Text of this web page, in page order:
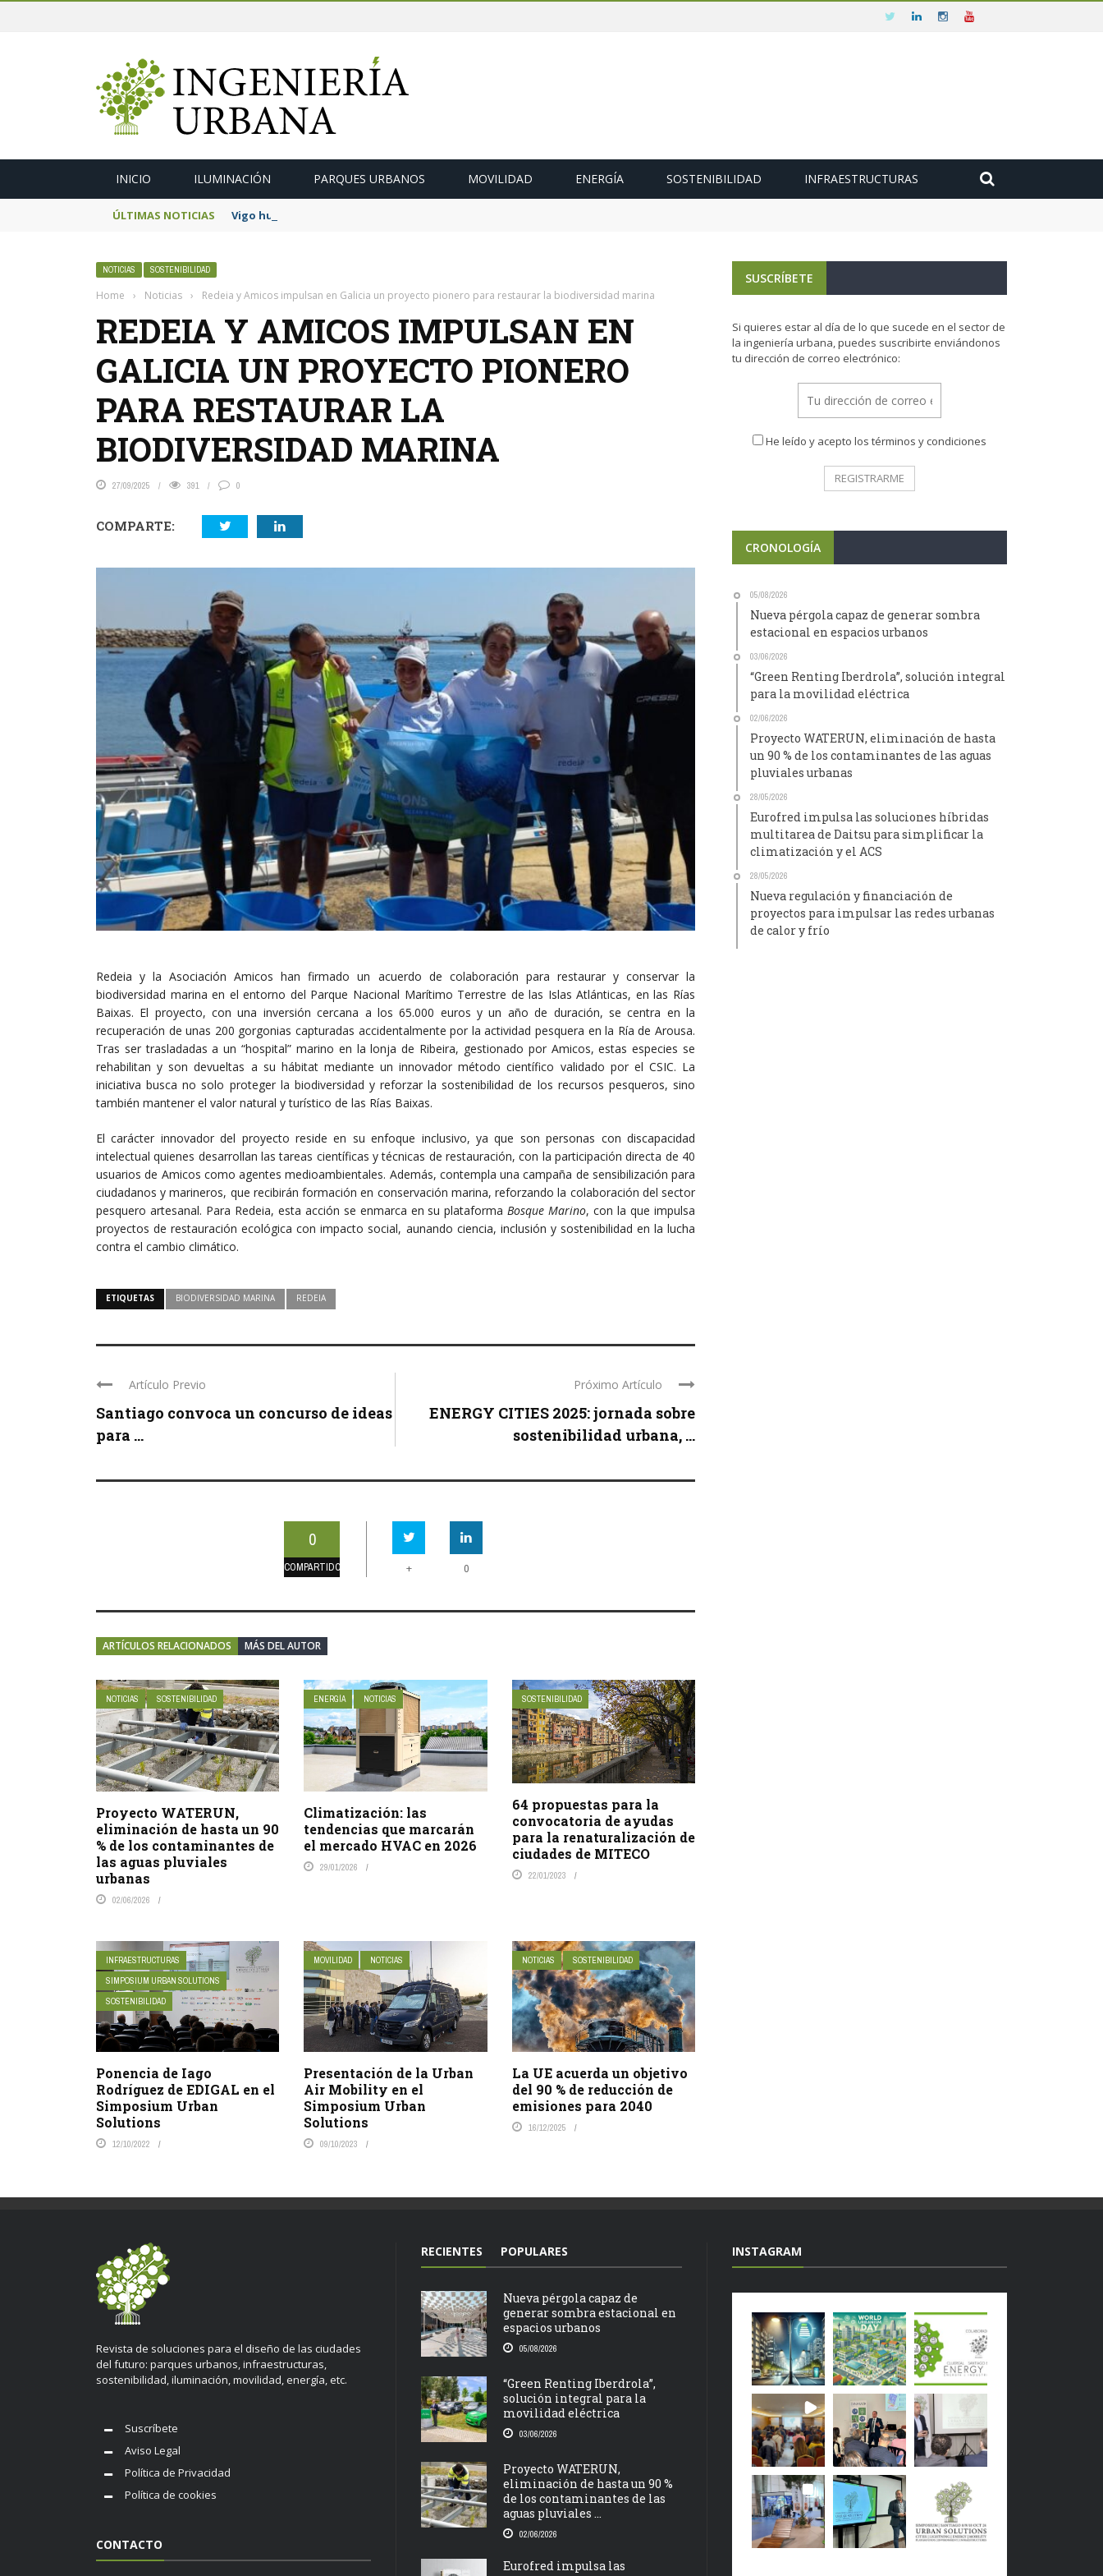
INICIO ILUMINACIÓN PARQUES URBANOS MOVILIDAD ENERGÍA SOSTENIBILIDAD INFRAESTRUCTURAS
ÚLTIMAS NOTICIAS Vigo humanizará los accesos a la Ermida da Guía
NOTICIAS SOSTENIBILIDAD
Home › Noticias › Redeia y Amicos impulsan en Galicia un proyecto pionero para restaurar la biodiversidad marina
REDEIA Y AMICOS IMPULSAN EN
GALICIA UN PROYECTO PIONERO
PARA RESTAURAR LA
BIODIVERSIDAD MARINA
27/09/2025 391 0
COMPARTE:
Redeia y la Asociación Amicos han firmado un acuerdo de colaboración para restaurar y conservar la
biodiversidad marina en el entorno del Parque Nacional Marítimo Terrestre de las Islas Atlánticas, en las Rías
Baixas. El proyecto, con una inversión cercana a los 65.000 euros y un año de duración, se centra en la
recuperación de unas 200 gorgonias capturadas accidentalmente por la actividad pesquera en la Ría de Arousa.
Tras ser trasladadas a un “hospital” marino en la lonja de Ribeira, gestionado por Amicos, estas especies se
rehabilitan y son devueltas a su hábitat mediante un innovador método científico validado por el CSIC. La
iniciativa busca no solo proteger la biodiversidad y reforzar la sostenibilidad de los recursos pesqueros, sino
también mantener el valor natural y turístico de las Rías Baixas.
El carácter innovador del proyecto reside en su enfoque inclusivo, ya que son personas con discapacidad
intelectual quienes desarrollan las tareas científicas y técnicas de restauración, con la participación directa de 40
usuarios de Amicos como agentes medioambientales. Además, contempla una campaña de sensibilización para
ciudadanos y marineros, que recibirán formación en conservación marina, reforzando la colaboración del sector
pesquero artesanal. Para Redeia, esta acción se enmarca en su plataformaBosque Marino, con la que impulsa
proyectos de restauración ecológica con impacto social, aunando ciencia, inclusión y sostenibilidad en la lucha
contra el cambio climático.
ETIQUETAS BIODIVERSIDAD MARINA REDEIA
Artículo Previo
Santiago convoca un concurso de ideas
para ...
Próximo Artículo
ENERGY CITIES 2025: jornada sobre
sostenibilidad urbana, ...
0
COMPARTIDO + 0
ARTÍCULOS RELACIONADOS MÁS DEL AUTOR
NOTICIAS SOSTENIBILIDAD
Proyecto WATERUN,
eliminación de hasta un 90
% de los contaminantes de
las aguas pluviales
urbanas
02/06/2026
ENERGÍA NOTICIAS
Climatización: las
tendencias que marcarán
el mercado HVAC en 2026
29/01/2026
SOSTENIBILIDAD
64 propuestas para la
convocatoria de ayudas
para la renaturalización de
ciudades de MITECO
22/01/2023
INFRAESTRUCTURAS
SIMPOSIUM URBAN SOLUTIONS
SOSTENIBILIDAD
Ponencia de Iago
Rodríguez de EDIGAL en el
Simposium Urban
Solutions
12/10/2022
MOVILIDAD NOTICIAS
Presentación de la Urban
Air Mobility en el
Simposium Urban
Solutions
09/10/2023
NOTICIAS SOSTENIBILIDAD
La UE acuerda un objetivo
del 90 % de reducción de
emisiones para 2040
16/12/2025
SUSCRÍBETE
Si quieres estar al día de lo que sucede en el sector de
la ingeniería urbana, puedes suscribirte enviándonos
tu dirección de correo electrónico:
He leído y acepto los términos y condiciones
CRONOLOGÍA
05/08/2026
Nueva pérgola capaz de generar sombra
estacional en espacios urbanos
03/06/2026
“Green Renting Iberdrola”, solución integral
para la movilidad eléctrica
02/06/2026
Proyecto WATERUN, eliminación de hasta
un 90 % de los contaminantes de las aguas
pluviales urbanas
28/05/2026
Eurofred impulsa las soluciones híbridas
multitarea de Daitsu para simplificar la
climatización y el ACS
28/05/2026
Nueva regulación y financiación de
proyectos para impulsar las redes urbanas
de calor y frío
Revista de soluciones para el diseño de las ciudades
del futuro: parques urbanos, infraestructuras,
sostenibilidad, iluminación, movilidad, energía, etc.
Suscríbete
Aviso Legal
Política de Privacidad
Política de cookies
CONTACTO
RECIENTES POPULARES
Nueva pérgola capaz de
generar sombra estacional en
espacios urbanos
05/08/2026
“Green Renting Iberdrola”,
solución integral para la
movilidad eléctrica
03/06/2026
Proyecto WATERUN,
eliminación de hasta un 90 %
de los contaminantes de las
aguas pluviales ...
02/06/2026
Eurofred impulsa las
INSTAGRAM